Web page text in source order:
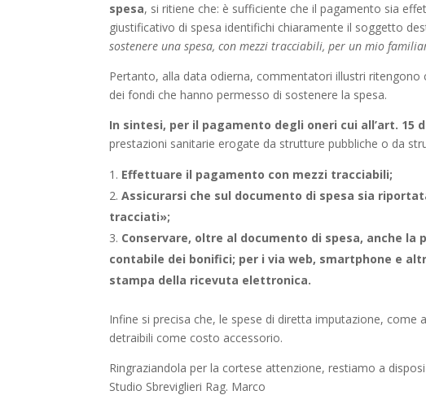
spesa, si ritiene che: è sufficiente che il pagamento sia
giustificativo di spesa identifichi chiaramente il soggetto
sostenere una spesa, con mezzi tracciabili, per un mio
Pertanto, alla data odierna, commentatori illustri
dei fondi che hanno permesso di sostenere la spesa.
In sintesi, per il pagamento degli oneri cui all’art. 15
prestazioni sanitarie erogate da strutture pubbliche o da
Effettuare il pagamento con mezzi tracciabili;
Assicurarsi che sul documento di spesa sia
tracciati»;
Conservare, oltre al documento di spesa, anche
contabile dei bonifici; per i via web, smartphone e
stampa della ricevuta elettronica.
Infine si precisa che, le spese di diretta imputazione,
detraibili come costo accessorio.
Ringraziandola per la cortese attenzione, restiamo a
Studio Sbreviglieri Rag. Marco